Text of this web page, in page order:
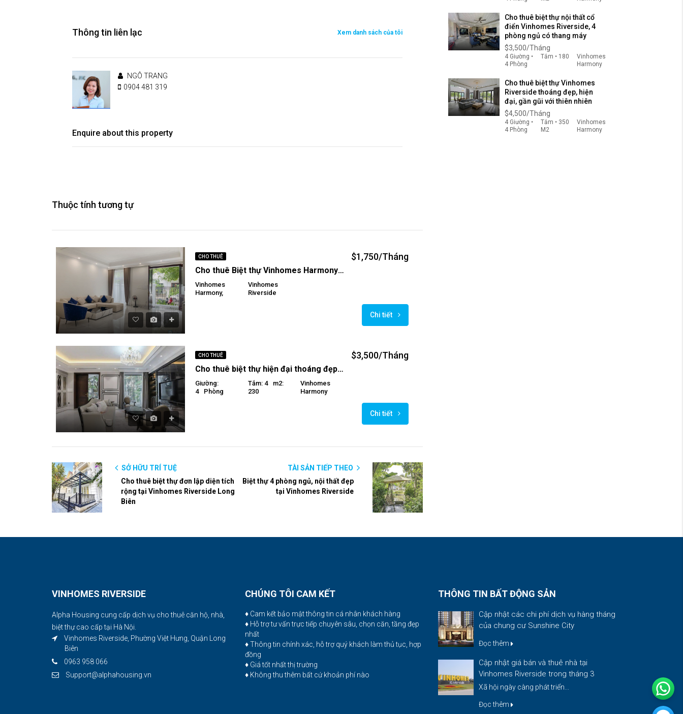
Thông tin liên lạc Xem danh sách của tôi
NGÔ TRANG
0904 481 319
Enquire about this property
Thuộc tính tương tự
CHO THUÊ
Cho thuê Biệt thự Vinhomes Harmony Nguyệt Quế 3PN, gần hồ điều hòa Harmony .
Vinhomes
Harmony,
Vinhomes
Riverside
$1,750/Tháng
Chi tiết
CHO THUÊ
Cho thuê biệt thự hiện đại thoáng đẹp Vinhomes Riverside
Giường:
4
Phòng
Tắm: 4
M2:
230
Vinhomes
Harmony
$3,500/Tháng
Chi tiết
SỞ HỮU TRÍ TUỆ
Cho thuê biệt thự đơn lập diện tích
rộng tại Vinhomes Riverside Long
Biên
TÀI SẢN TIẾP THEO
Biệt thự 4 phòng ngủ, nội thất đẹp
tại Vinhomes Riverside
Cho thuê biệt thự nội thất cổ
điển Vinhomes Riverside, 4
phòng ngủ có thang máy
$3,500/Tháng
4 Giường •
4 Phòng
Tắm • 180
Vinhomes
Harmony
Cho thuê biệt thự Vinhomes
Riverside thoáng đẹp, hiện
đại, gần gũi với thiên nhiên
$4,500/Tháng
4 Giường •
4 Phòng
Tắm • 350
M2
Vinhomes
Harmony
VINHOMES RIVERSIDE
Alpha Housing cung cấp dịch vụ cho thuê căn hộ, nhà,
biệt thự cao cấp tại Hà Nội.
Vinhomes Riverside, Phường Việt Hưng, Quận Long
Biên
0963 958 066
Support@alphahousing.vn
CHÚNG TÔI CAM KẾT
♦ Cam kết bảo mật thông tin cá nhân khách hàng
♦ Hỗ trợ tư vấn trực tiếp chuyên sâu, chọn căn, tầng đẹp
nhất
♦ Thông tin chính xác, hỗ trợ quý khách làm thủ tục, hợp
đồng
♦ Giá tốt nhất thị trường
♦ Không thu thêm bất cứ khoản phí nào
THÔNG TIN BẤT ĐỘNG SẢN
Cập nhật các chi phí dịch vụ hàng tháng
của chung cư Sunshine City
Đọc thêm
Cập nhật giá bán và thuê nhà tại
Vinhomes Riverside trong tháng 3
Xã hội ngày càng phát triển...
Đọc thêm